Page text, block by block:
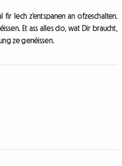
Iech z'entspanen an ofzeschalten.
Et ass alles do, wat Dir braucht,
ze genéissen.